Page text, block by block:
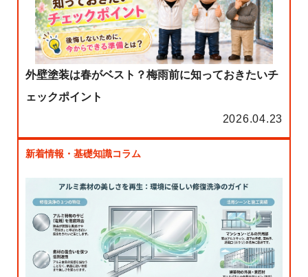
外壁塗装は春がベスト？梅雨前に知っておきたいチ
ェックポイント
2026.04.23
新着情報・基礎知識コラム